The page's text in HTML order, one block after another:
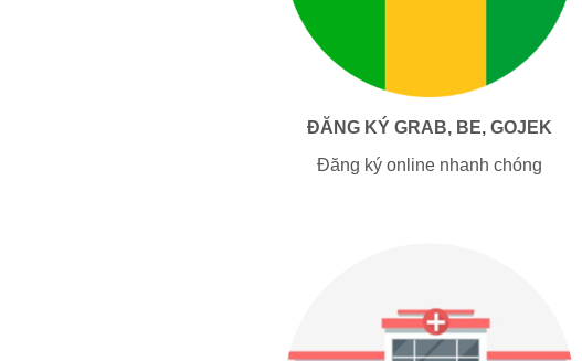
ĐĂNG KÝ GRAB, BE, GOJEK
Đăng ký online nhanh chóng